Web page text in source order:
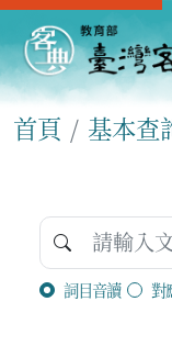
首頁 基本查
詞目音讀 對